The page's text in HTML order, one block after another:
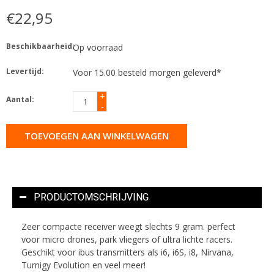
€22,95
Beschikbaarheid:Op voorraad
Levertijd: Voor 15.00 besteld morgen geleverd*
Aantal:
+
-
TOEVOEGEN AAN WINKELWAGEN
PRODUCTOMSCHRIJVING
Zeer compacte receiver weegt slechts 9 gram. perfect
voor micro drones, park vliegers of ultra lichte racers.
Geschikt voor ibus transmitters als i6, i6S, i8, Nirvana,
Turnigy Evolution en veel meer!